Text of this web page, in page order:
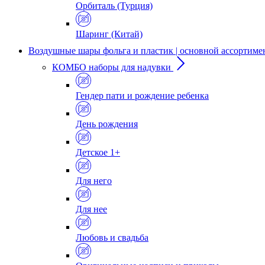
Орбиталь (Турция)
Шаринг (Китай)
Воздушные шары фольга и пластик | основной
КОМБО наборы для надувки
Гендер пати и рождение ребенка
День рождения
Детское 1+
Для него
Для нее
Любовь и свадьба